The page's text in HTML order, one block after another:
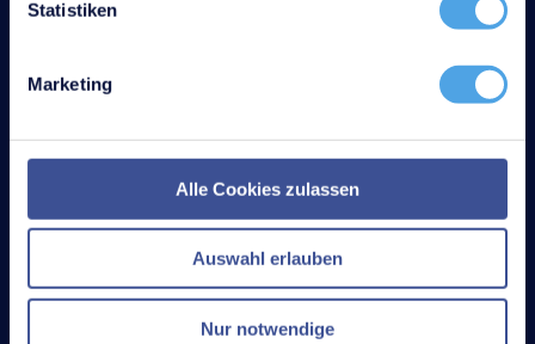
Statistiken
Marketing
Alle Cookies zulassen
Auswahl erlauben
Nur notwendige
1.900+ Kunden
Keine Zahlungs­daten nötig